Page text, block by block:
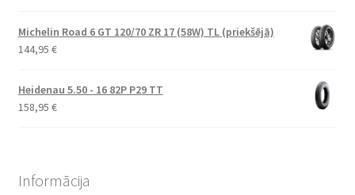
Michelin Road 6 GT 120/70 ZR 17 (58W) TL (priekšējā)
144,95 €
Heidenau 5.50 - 16 82P P29 TT
158,95 €
Informācija